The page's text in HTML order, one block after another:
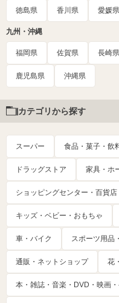
徳島県 香川県 愛媛県
九州・沖縄
福岡県 佐賀県 長崎県
鹿児島県 沖縄県
カテゴリから探す
スーパー 食品・菓子・飲
ドラッグストア 家具・ホ
ショッピングセンター・百貨店
キッズ・ベビー・おもちゃ
車・バイク スポーツ用品
通販・ネットショップ 花
本・雑誌・音楽・DVD・映画